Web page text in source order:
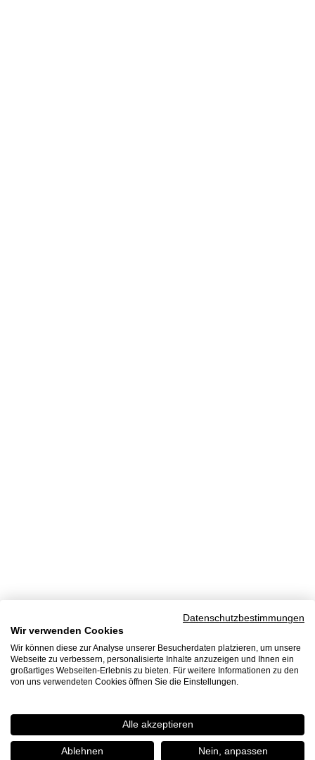
Datenschutzbestimmungen
Wir verwenden Cookies
Wir können diese zur Analyse unserer Besucherdaten platzieren, um unsere
Webseite zu verbessern, personalisierte Inhalte anzuzeigen und Ihnen ein
großartiges Webseiten-Erlebnis zu bieten. Für weitere Informationen zu den
von uns verwendeten Cookies öffnen Sie die Einstellungen.
Alle akzeptieren
Ablehnen Nein, anpassen